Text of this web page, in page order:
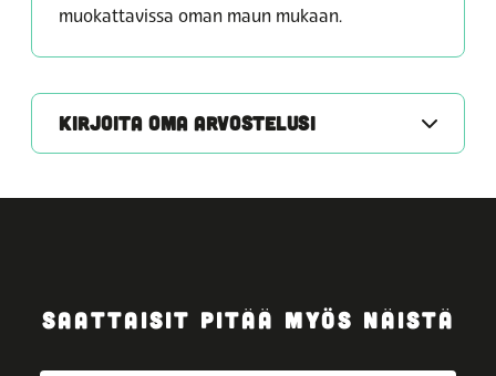
muokattavissa oman maun mukaan.
KIRJOITA OMA ARVOSTELUSI
SAATTAISIT PITÄÄ MYÖS NÄISTÄ